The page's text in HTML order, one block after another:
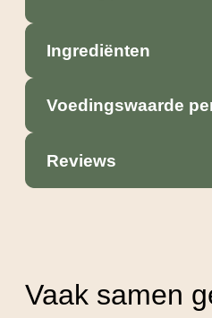
Ingrediënten
Voedingswaarde
Reviews
Vaak samen